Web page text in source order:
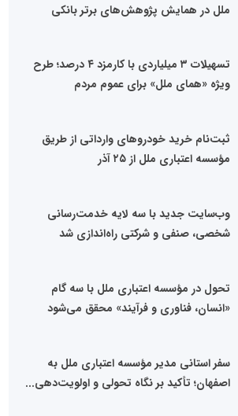
ملل در همایش پژوهش‌های برتر بانکی
تسهیلات ۳ میلیاردی با کارمزد ۴ درصد؛ طرح
ویژه «همای ملل» برای عموم مردم
ثبت‌نام خرید خودروهای وارداتی از طریق
مؤسسه اعتباری ملل از ۲۵ آذر
وب‌سایت جدید با سه لایه خدمت‌رسانی
شخصی، صنفی و شرکتی راه‌اندازی شد
تحول در مؤسسه اعتباری ملل با سه گام
«انسان، فناوری و فرآیند» محقق می‌شود
سفر استانی مدیر مؤسسه اعتباری ملل به
اصفهان؛ تأکید بر نگاه تحولی و اولویت‌دهی...